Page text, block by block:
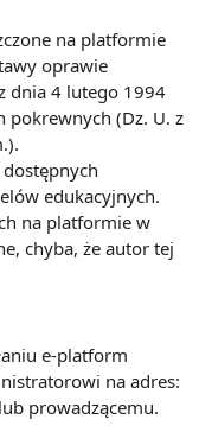
na platformie
oprawie
dnia 4 lutego 1994
(Dz. U. z
edukacyjnych.
na platformie w
chyba, że autor tej
e-platform
na adres:
prowadzącemu.